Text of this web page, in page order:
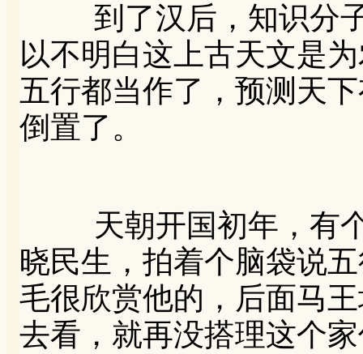
到了汉后，知识分
以不明白这上古天文是
五行都当作了，预测天
倒置了。
天朝开国初年，有
晓民生，拍着个脑袋说
毛很欣赏他的，后面马
去看，就再没搭理这个